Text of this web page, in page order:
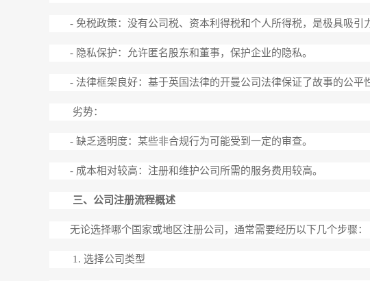
- 免税政策：没有公司税、资本利得税和个人所得税，是极具吸引
- 隐私保护：允许匿名股东和董事，保护企业的隐私。
- 法律框架良好：基于英国法律的开曼公司法律保证了故事的公平
劣势：
- 缺乏透明度：某些非合规行为可能受到一定的审查。
- 成本相对较高：注册和维护公司所需的服务费用较高。
三、公司注册流程概述
无论选择哪个国家或地区注册公司，通常需要经历以下几个步骤：
1. 选择公司类型